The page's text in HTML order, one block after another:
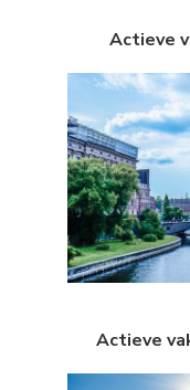
Actieve
Actieve